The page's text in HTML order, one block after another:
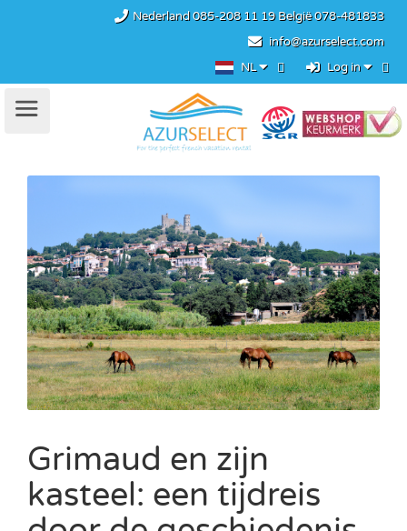
Nederland085-208 11 19België078-481833
info@azurselect.com
NL
Log in
Grimaud en zijn
kasteel: een tijdreis